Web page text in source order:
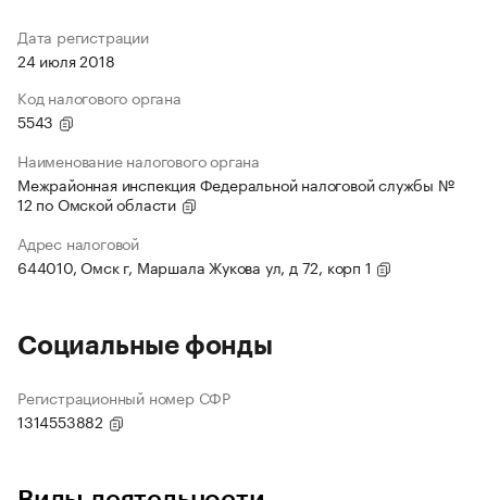
Дата регистрации
24 июля 2018
Код налогового органа
5543
Наименование налогового органа
Межрайонная инспекция Федеральной налоговой службы №
12 по Омской области
Адрес налоговой
644010, Омск г, Маршала Жукова ул, д 72, корп 1
Социальные фонды
Регистрационный номер СФР
1314553882